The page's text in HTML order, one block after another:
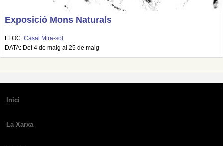
Exposició Mons Naturals
LLOC: Casal Mira-sol
DATA: Del 4 de maig al 25 de maig
Inici
La Xarxa